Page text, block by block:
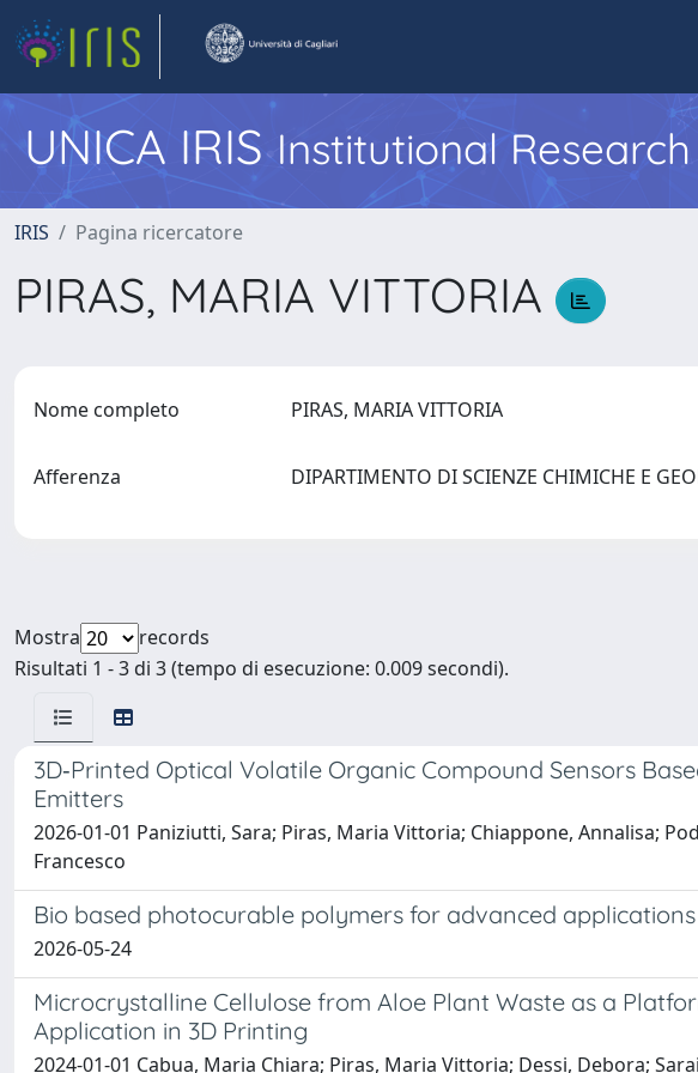
UNICA IRISInstitutional
IRIS Pagina ricercatore
PIRAS, MARIA VITTORIA
Nome completo PIRAS, MARIA VITTORIA
Afferenza DIPARTIMENTO DI SCIENZE CHIMICHE E
Mostra
records
Risultati 1 - 3 di 3 (tempo di esecuzione: 0.009 secondi).
3D‐Printed Optical Volatile Organic Compound Sensors
Emitters
2026-01-01 Paniziutti, Sara; Piras, Maria Vittoria; Chiappone, Annalisa;
Francesco
Bio based photocurable polymers for advanced applications
2026-05-24
Microcrystalline Cellulose from Aloe Plant Waste as a
Application in 3D Printing
2024-01-01 Cabua, Maria Chiara; Piras, Maria Vittoria; Dessi, Debora;